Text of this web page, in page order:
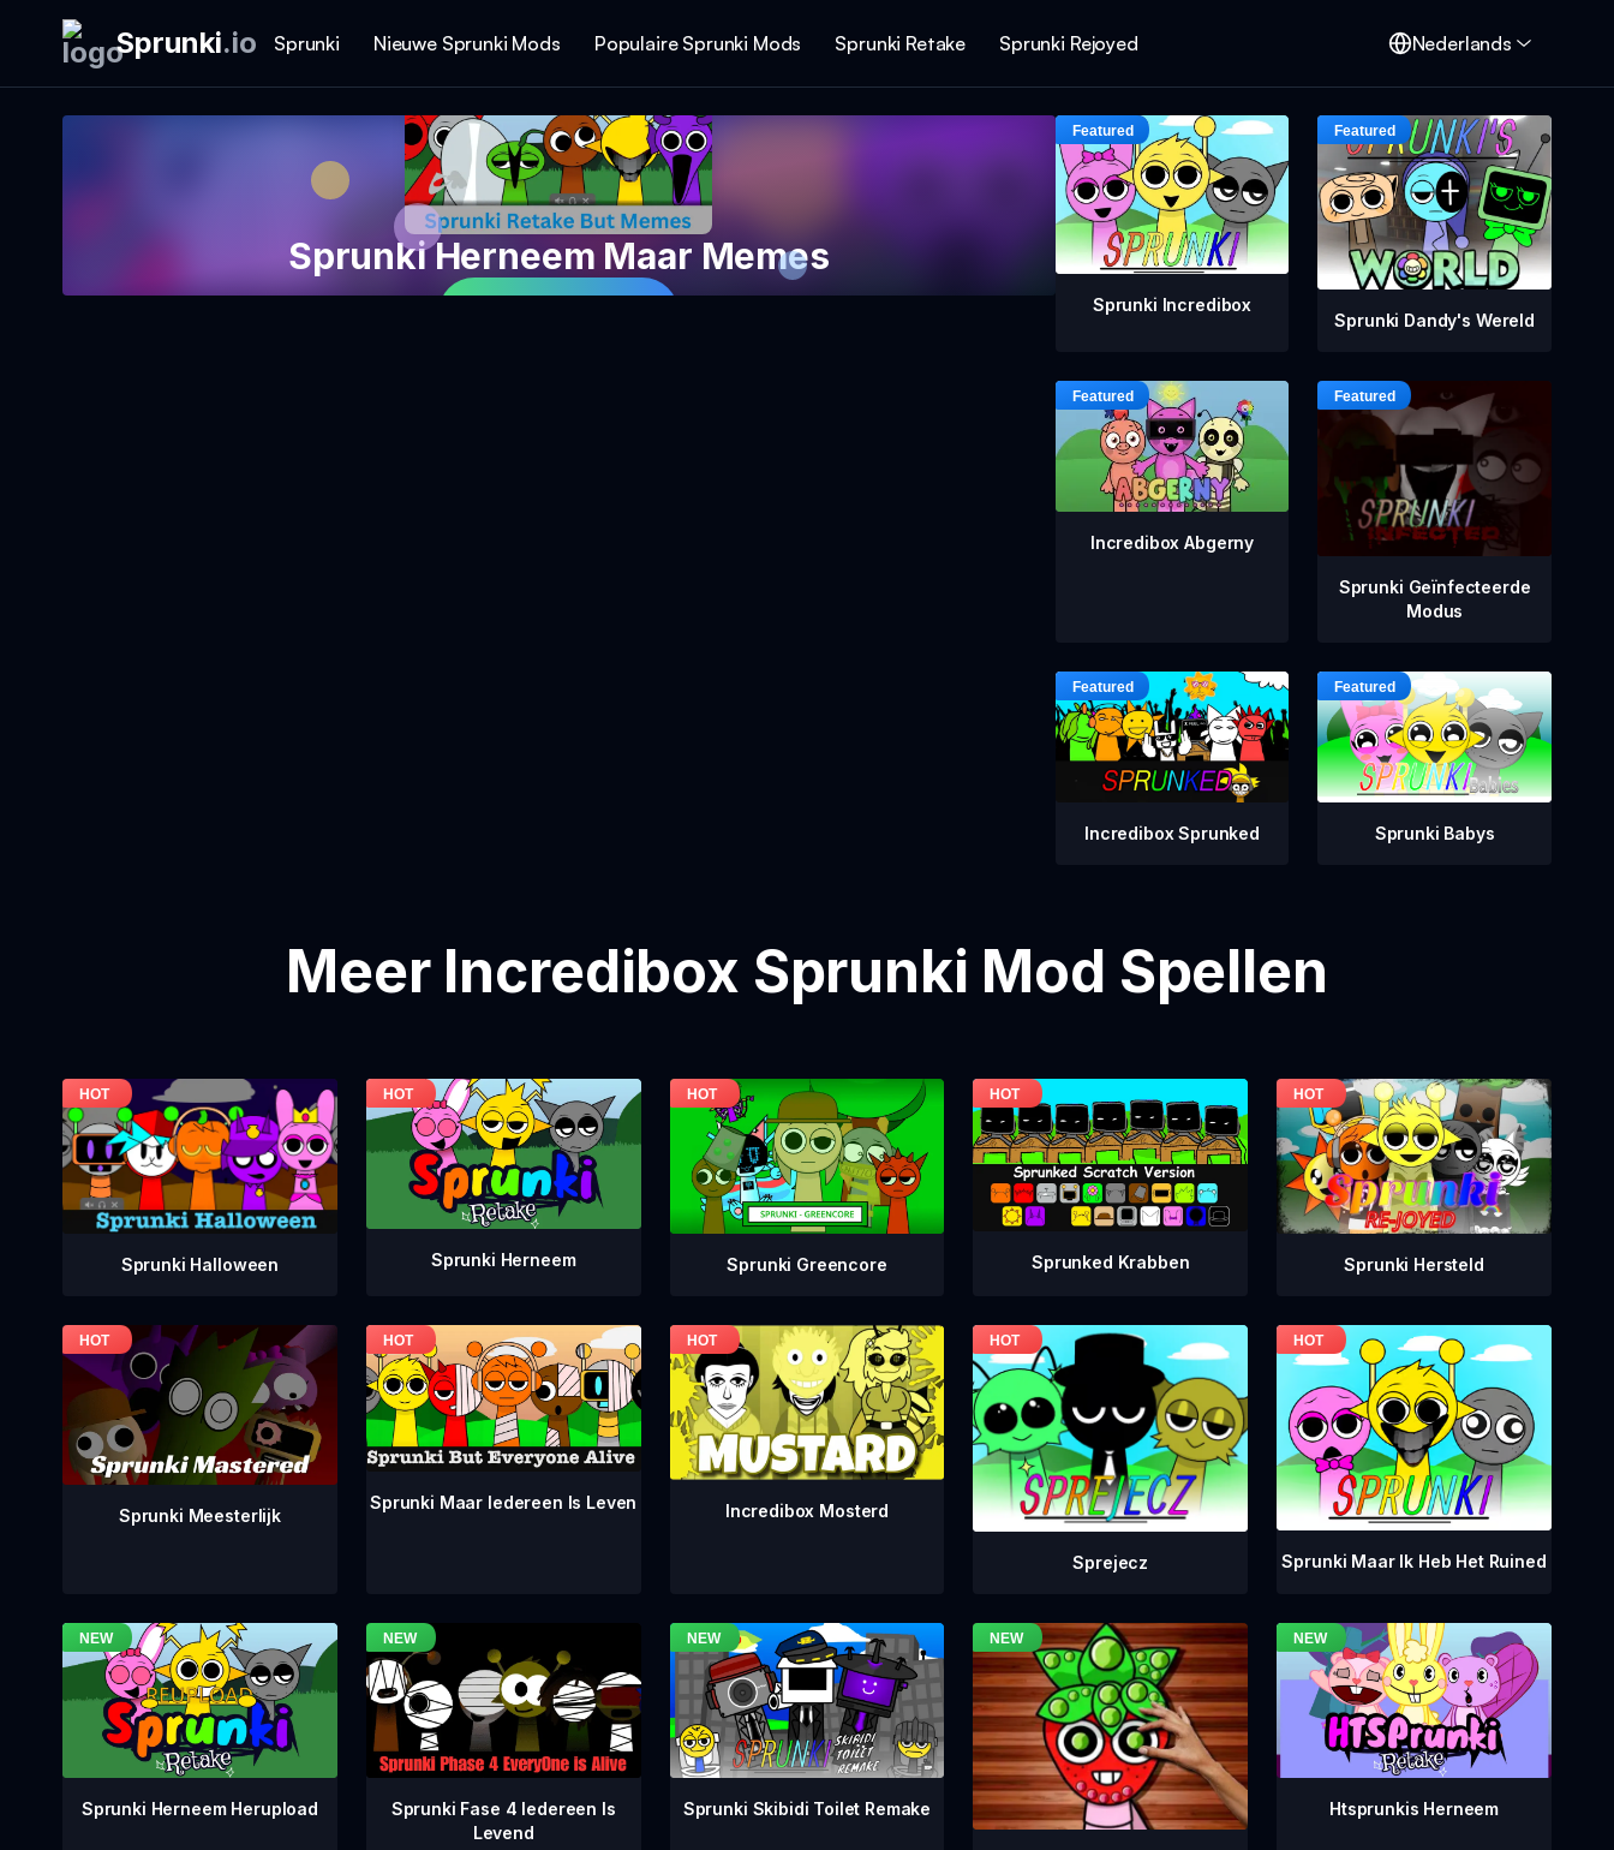
Sprunki.io Sprunki Nieuwe Sprunki Mods Populaire Sprunki Mods Sprunki Retake Sprunki Rejoyed Nederlands
Sprunki Herneem Maar Memes
Sprunki Incredibox
Sprunki Dandy's Wereld
Incredibox Abgerny
Sprunki Geïnfecteerde
Modus
Incredibox Sprunked Sprunki Babys
Meer Incredibox Sprunki Mod Spellen
Sprunki Halloween Sprunki Herneem Sprunki Greencore Sprunked Krabben Sprunki Hersteld
Sprunki Meesterlijk
Sprunki Maar Iedereen Is Leven Incredibox Mosterd
Sprejecz Sprunki Maar Ik Heb Het Ruined
Sprunki Herneem Herupload
Sprunki Fase 4 Iedereen Is
Levend
Sprunki Skibidi Toilet Remake Htsprunkis Herneem